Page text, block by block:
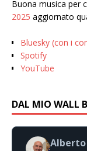
Buona musica per
2025 aggiornato
Bluesky (con i
Spotify
YouTube
DAL MIO WALL